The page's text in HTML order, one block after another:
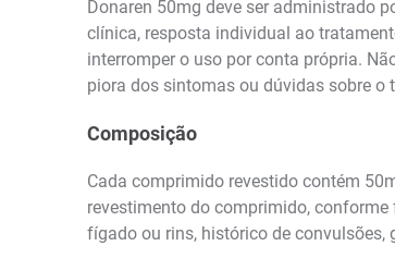
Donaren 50mg deve ser administrado
clínica, resposta individual ao
interromper o uso por conta própria.
piora dos sintomas ou dúvidas sobre
Composição
Cada comprimido revestido contém
revestimento do comprimido,
fígado ou rins, histórico de